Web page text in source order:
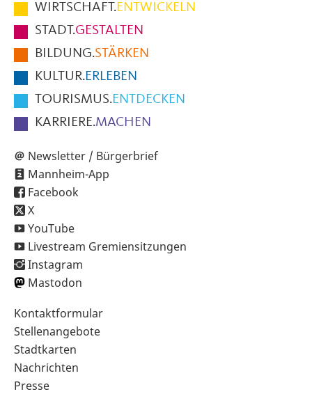
Fußbereich
der
Seite
WIRTSCHAFT.ENTWICKELN
STADT.GESTALTEN
BILDUNG.STÄRKEN
KULTUR.ERLEBEN
TOURISMUS.ENTDECKEN
KARRIERE.MACHEN
Newsletter / Bürgerbrief
Mannheim-App
Facebook
X
YouTube
Livestream Gremiensitzungen
Instagram
Mastodon
Sekundärnavigation
im
Fußbereich
Kontaktformular
Stellenangebote
Stadtkarten
Nachrichten
Presse